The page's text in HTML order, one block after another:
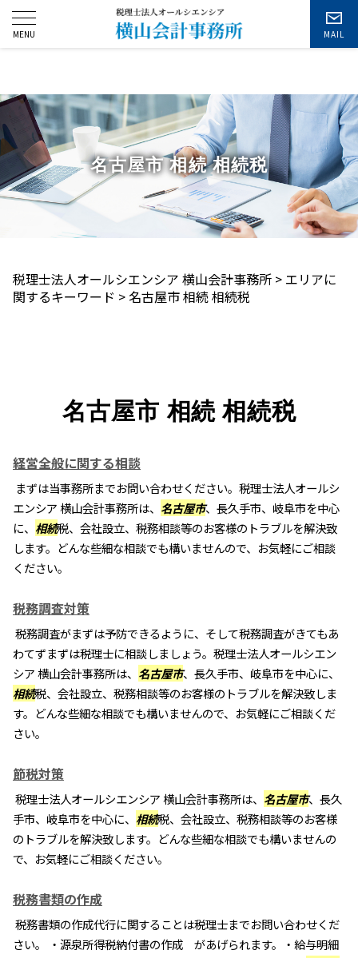
お問い合わせ
名古屋市 相続 相続税
税理士法人オールシエンシア 横山会計事務所 > エリアに
関するキーワード > 名古屋市 相続 相続税
名古屋市 相続 相続税
経営全般に関する相談
まずは当事務所までお問い合わせください。税理士法人オールシ
エンシア 横山会計事務所は、 名古屋市、長久手市、岐阜市を中心
に、 相続税、会社設立、税務相談等のお客様のトラブルを解決致
します。どんな些細な相談でも構いませんので、お気軽にご相談
ください。
税務調査対策
税務調査がまずは予防できるように、そして税務調査がきてもあ
わてずまずは税理士に相談しましょう。税理士法人オールシエン
シア 横山会計事務所は、 名古屋市、長久手市、岐阜市を中心に、
相続税、会社設立、税務相談等のお客様のトラブルを解決致しま
す。どんな些細な相談でも構いませんので、お気軽にご相談くだ
さい。
節税対策
税理士法人オールシエンシア 横山会計事務所は、 名古屋市、長久
手市、岐阜市を中心に、 相続税、会社設立、税務相談等のお客様
のトラブルを解決致します。どんな些細な相談でも構いませんの
で、お気軽にご相談ください。
税務書類の作成
税務書類の作成代行に関することは税理士までお問い合わせくだ
さい。 ・源泉所得税納付書の作成 があげられます。・給与明細